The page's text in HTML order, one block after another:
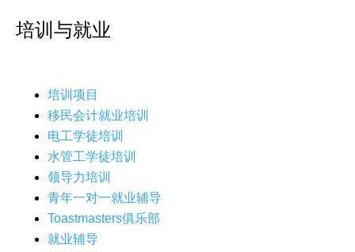
培训与就业
培训项目
移民会计就业培训
电工学徒培训
水管工学徒培训
领导力培训
青年一对一就业辅导
Toastmasters俱乐部
就业辅导